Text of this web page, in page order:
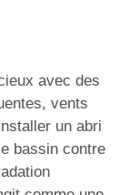
avec des
vents
un abri
bassin contre